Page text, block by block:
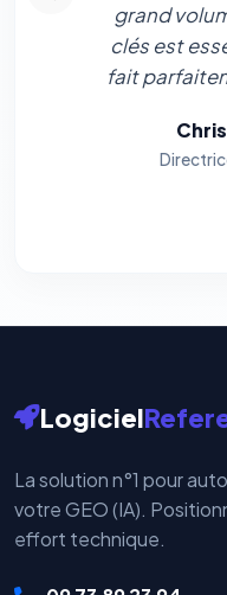
grand
clés est
fait
Logiciel
La solution n°1 pour
votre GEO (IA).
effort technique.